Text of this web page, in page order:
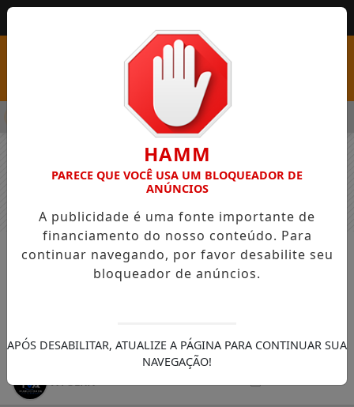
COM VAGAS EM SEIS FUNÇÕES E SALÁRIOS QUE CHEGAM
NOTÍCIAS GERAL
Mega-Sena sorteia prêmio
A FOLHA
HAMM
PARECE QUE VOCÊ USA UM BLOQUEADOR DE
ANÚNCIOS
A publicidade é uma fonte importante de
financiamento do nosso conteúdo. Para
continuar navegando, por favor desabilite seu
bloqueador de anúncios.
APÓS DESABILITAR, ATUALIZE A PÁGINA PARA CONTINUAR SUA
NAVEGAÇÃO!